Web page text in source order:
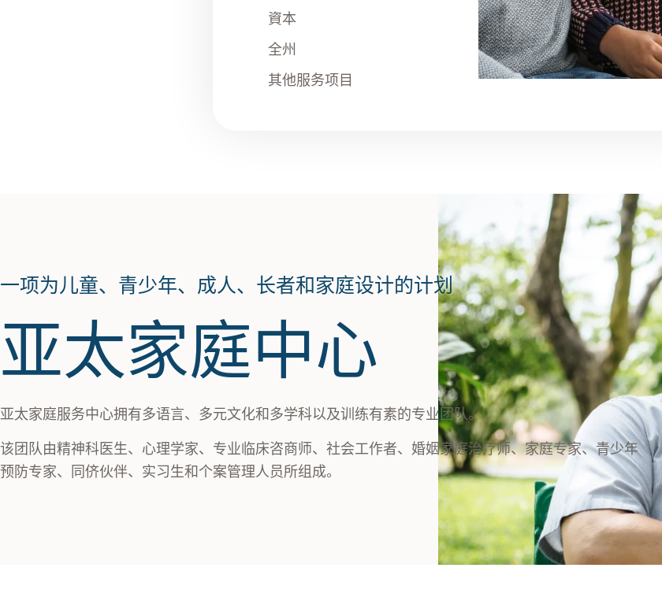
資本
全州
其他服务项目
一项为儿童、青少年、成人、长者和家庭设计的计划
亚太家庭中心
亚太家庭服务中心拥有多语言、多元文化和多学科以及训练有素的专业团队。
该团队由精神科医生、心理学家、专业临床咨商师、社会工作者、婚姻家庭治疗师、家庭专家、青少年
预防专家、同侪伙伴、实习生和个案管理人员所组成。